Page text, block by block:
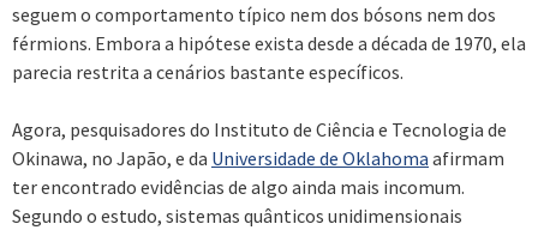
seguem o comportamento típico nem dos bósons nem dos
férmions. Embora a hipótese exista desde a década de 1970, ela
parecia restrita a cenários bastante específicos.
Agora, pesquisadores do Instituto de Ciência e Tecnologia de
Okinawa, no Japão, e da Universidade de Oklahoma afirmam
ter encontrado evidências de algo ainda mais incomum.
Segundo o estudo, sistemas quânticos unidimensionais